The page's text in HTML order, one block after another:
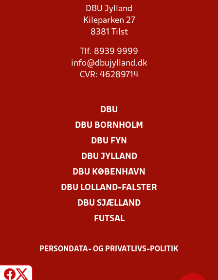
DBU Jylland
Kileparken 27
8381 Tilst
Tlf. 8939 9999
info@dbujylland.dk
CVR: 46289714
DBU
DBU BORNHOLM
DBU FYN
DBU JYLLAND
DBU KØBENHAVN
DBU LOLLAND-FALSTER
DBU SJÆLLAND
FUTSAL
PERSONDATA- OG PRIVATLIVS-POLITIK